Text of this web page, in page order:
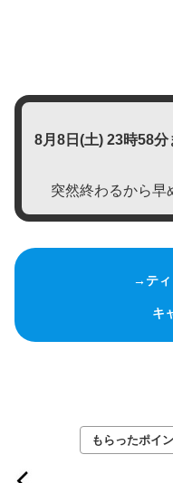
8月8日(土) 23時58分
突然終わるから早
→ティ
キ
もらったポイ